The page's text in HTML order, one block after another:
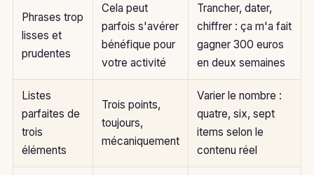
Phrases trop
lisses et
prudentes
Cela peut
parfois s'avérer
bénéfique pour
votre activité
Trancher, dater,
chiffrer : ça m'a fait
gagner 300 euros
en deux semaines
Listes
parfaites de
trois
éléments
Trois points,
toujours,
mécaniquement
Varier le nombre :
quatre, six, sept
items selon le
contenu réel